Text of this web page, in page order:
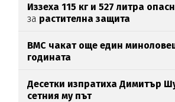
Иззеха 115 кг и 527 литра
за растителна защита
ВМС чакат още един
годината
Десетки изпратиха Димитър
сетния му път